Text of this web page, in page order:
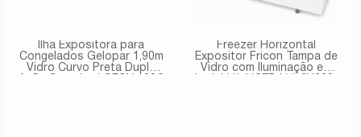
Ilha Expositora para
Congelados Gelopar 1,90m
Vidro Curvo Preta Dupla
Freezer Horizontal
Expositor Fricon Tampa de
Vidro com Iluminação em